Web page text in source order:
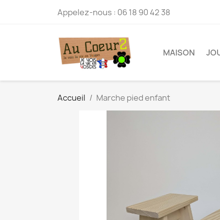
Appelez-nous : 06 18 90 42 38
MAISON
Accueil Marche pied enfant